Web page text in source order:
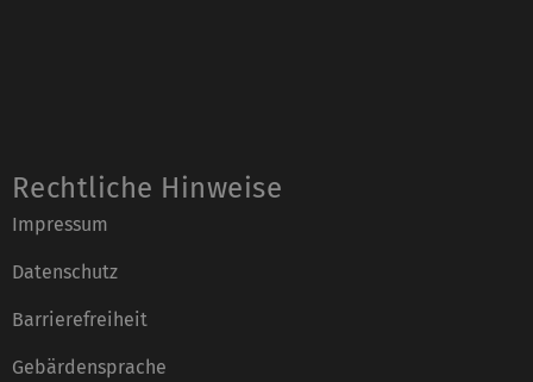
Rechtliche Hinweise
Impressum
Datenschutz
Barrierefreiheit
Gebärdensprache